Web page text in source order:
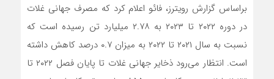
براساس گزارش رویترز، فائو اعلام کرد که مصرف جهانی غلات
در دوره ۲۰۲۲ تا ۲۰۲۳ به ۲.۷۸ میلیارد تن رسیده است که
نسبت به سال ۲۰۲۱ تا ۲۰۲۲ به میزان ۰.۷ درصد کاهش داشته
است. انتظار می‌رود ذخایر جهانی غلات تا پایان فصل ۲۰۲۲ تا